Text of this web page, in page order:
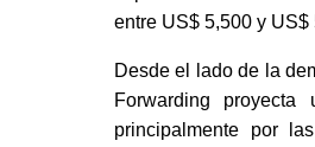
entre US$ 5,500 y US$
Desde el lado de la
Forwarding
principalmente por